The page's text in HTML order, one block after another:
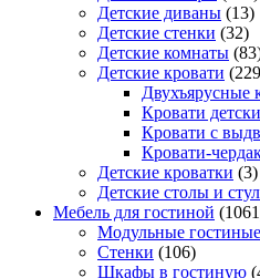
Детские диваны (13)
Детские стенки (32)
Детские комнаты
Детские кровати
Двухъярусные
Кровати
Кровати с
Кровати-
Детские кроватки (3)
Детские столы и
Мебель для гостиной
Модульные гостиные
Стенки (106)
Шкафы в гостиную